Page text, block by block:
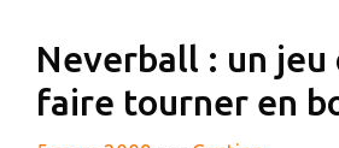
Neverball : un jeu
faire tourner en